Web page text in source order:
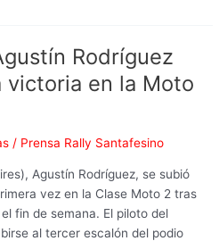
Rodríguez
victoria en la Moto
/ Prensa Rally Santafesino
Agustín Rodríguez, se subió
vez en la Clase Moto 2 tras
fin de semana. El piloto del
al tercer escalón del podio